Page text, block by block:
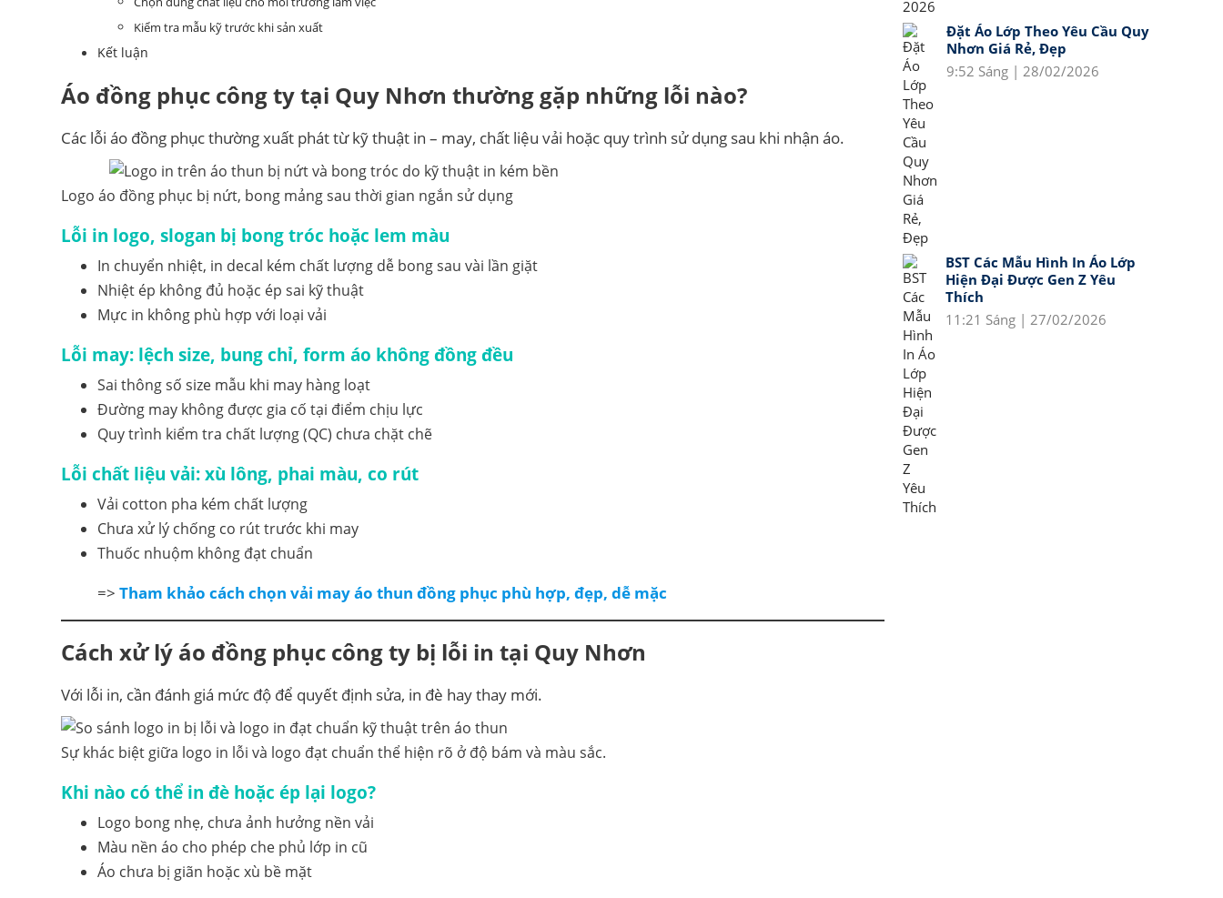
Kiểm tra mẫu kỹ trước khi sản xuất
Kết luận
Áo đồng phục công ty tại Quy Nhơn thường gặp những lỗi nào?
Các lỗi áo đồng phục thường xuất phát từ kỹ thuật in – may, chất liệu vải hoặc quy trình sử dụng sau khi nhận áo.
Logo áo đồng phục bị nứt, bong mảng sau thời gian ngắn sử dụng
Lỗi in logo, slogan bị bong tróc hoặc lem màu
In chuyển nhiệt, in decal kém chất lượng dễ bong sau vài lần giặt
Nhiệt ép không đủ hoặc ép sai kỹ thuật
Mực in không phù hợp với loại vải
Lỗi may: lệch size, bung chỉ, form áo không đồng đều
Sai thông số size mẫu khi may hàng loạt
Đường may không được gia cố tại điểm chịu lực
Quy trình kiểm tra chất lượng (QC) chưa chặt chẽ
Lỗi chất liệu vải: xù lông, phai màu, co rút
Vải cotton pha kém chất lượng
Chưa xử lý chống co rút trước khi may
Thuốc nhuộm không đạt chuẩn
=> Tham khảo cách chọn vải may áo thun đồng phục phù hợp, đẹp, dễ mặc
Cách xử lý áo đồng phục công ty bị lỗi in tại Quy Nhơn
Với lỗi in, cần đánh giá mức độ để quyết định sửa, in đè hay thay mới.
Sự khác biệt giữa logo in lỗi và logo đạt chuẩn thể hiện rõ ở độ bám và màu sắc.
Khi nào có thể in đè hoặc ép lại logo?
Logo bong nhẹ, chưa ảnh hưởng nền vải
Màu nền áo cho phép che phủ lớp in cũ
Áo chưa bị giãn hoặc xù bề mặt
Đặt Áo Lớp Theo Yêu Cầu Quy
Nhơn Giá Rẻ, Đẹp
9:52 Sáng | 28/02/2026
BST Các Mẫu Hình In Áo Lớp
Hiện Đại Được Gen Z Yêu
Thích
11:21 Sáng | 27/02/2026